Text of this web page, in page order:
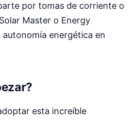
por tomas de corriente o
Master o Energy
autonomía energética en
esta increíble